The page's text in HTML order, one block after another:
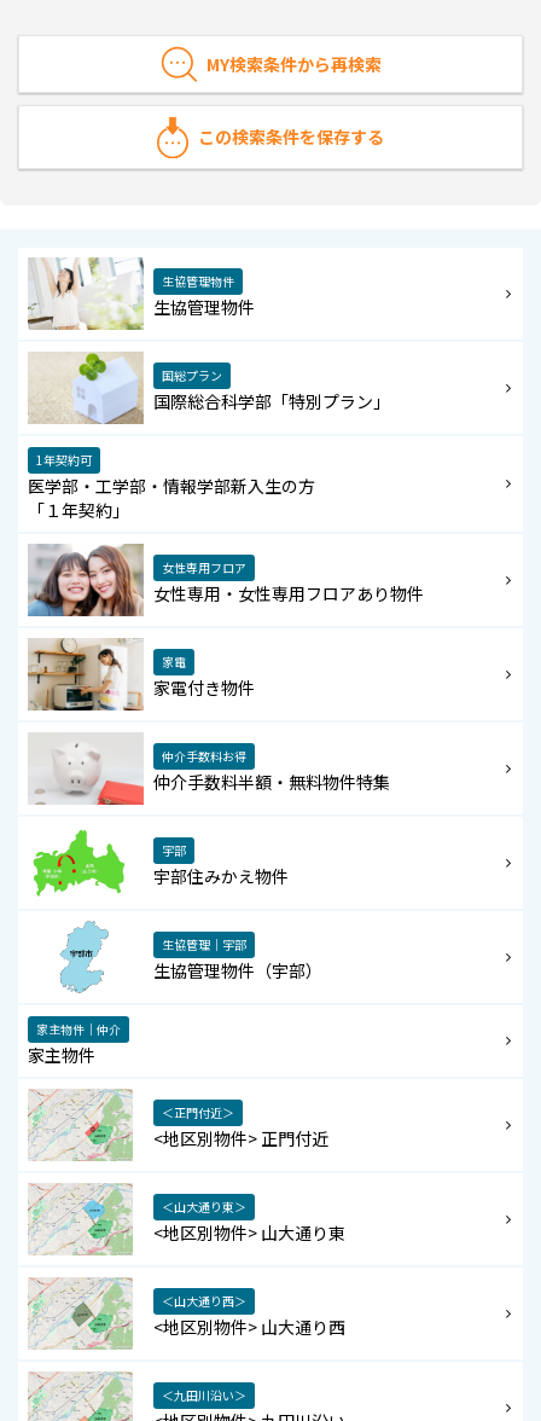
MY検索条件から再検索
この検索条件を保存する
生協管理物件
生協管理物件
国総プラン
国際総合科学部「特別プラン」
1年契約可
医学部・工学部・情報学部新入生の方
「１年契約」
女性専用フロア
女性専用・女性専用フロアあり物件
家電
家電付き物件
仲介手数料お得
仲介手数料半額・無料物件特集
宇部
宇部住みかえ物件
生協管理｜宇部
生協管理物件（宇部）
家主物件｜仲介
家主物件
＜正門付近＞
<地区別物件> 正門付近
＜山大通り東＞
<地区別物件> 山大通り東
＜山大通り西＞
<地区別物件> 山大通り西
＜九田川沿い＞